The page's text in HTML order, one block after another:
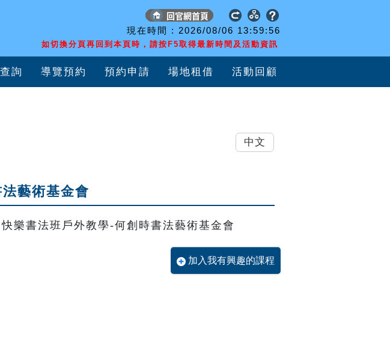
現在時間 : 2026/08/06 13:59:56
如切換分頁再回到本頁時，請按F5取得最新時間及活動資訊
詢 導覽預約 預約申請 場地租借 活動回顧
藝術基金會
樂書法班戶外教學-何創時書法藝術基金會
加入我有興趣的課程